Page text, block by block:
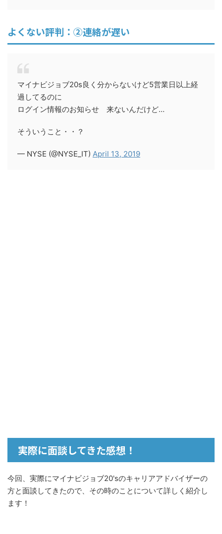
よくない評判：②連絡が遅い
マイナビジョブ20s良く分からないけど5営業日以上経
過してるのに
ログイン情報のお知らせ 来ないんだけど…
そういうこと・・？
— NYSE (@NYSE_IT) April 13, 2019
実際に面談してきた感想！
今回、実際にマイナビジョブ20'sのキャリアアドバイザーの
方と面談してきたので、その時のことについて詳しく紹介し
ます！